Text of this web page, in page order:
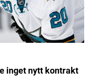
inget nytt kontrakt